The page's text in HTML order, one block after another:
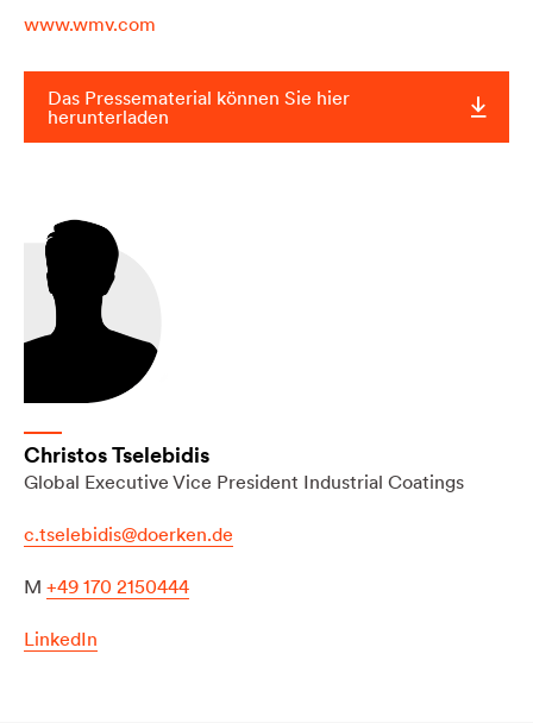
www.wmv.com
Das Pressematerial können Sie hier
herunterladen
Christos Tselebidis
Global Executive Vice President Industrial Coatings
c.tselebidis@doerken.de
M +49 170 2150444
LinkedIn